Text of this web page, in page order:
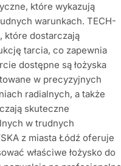
które wykazują
warunkach. TECH-
które dostarczają
tarcia, co zapewnia
dostępne są łożyska
w precyzyjnych
radialnych, a także
skuteczne
w trudnych
z miasta Łódź oferuje
właściwe łożysko do